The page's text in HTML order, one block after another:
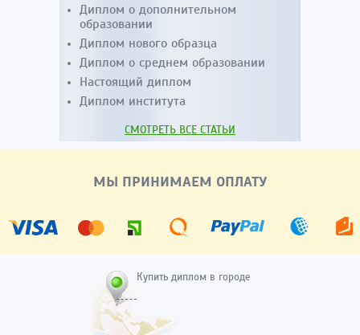
Диплом о дополнительном
образовании
Диплом нового образца
Диплом о среднем образовании
Настоящий диплом
Диплом института
СМОТРЕТЬ ВСЕ СТАТЬИ
МЫ ПРИНИМАЕМ ОПЛАТУ
Купить диплом в городе